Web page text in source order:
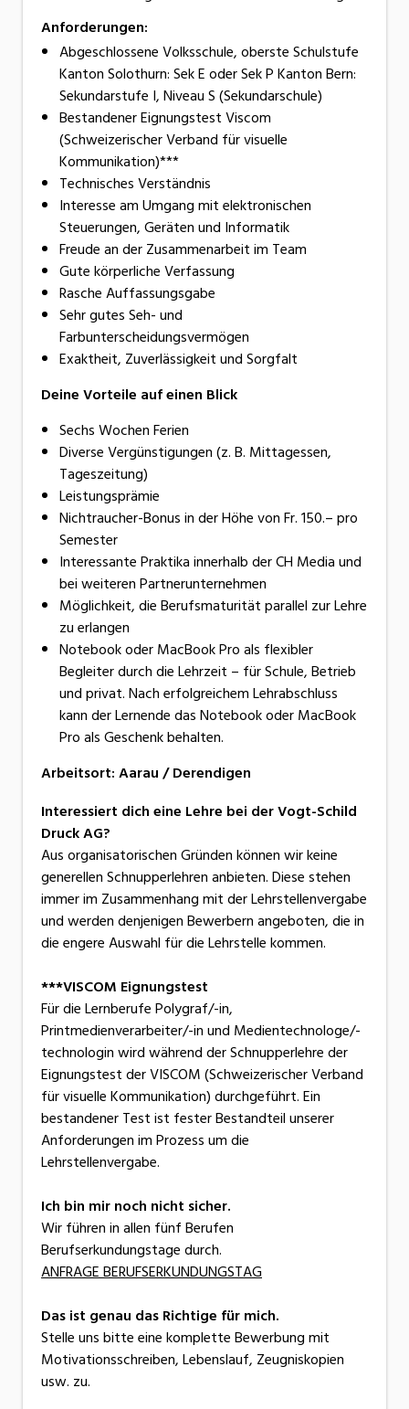
Anforderungen:
Abgeschlossene Volksschule, oberste Schulstufe
Kanton Solothurn: Sek E oder Sek P Kanton Bern:
Sekundarstufe I, Niveau S (Sekundarschule)
Bestandener Eignungstest Viscom
(Schweizerischer Verband für visuelle
Kommunikation)***
Technisches Verständnis
Interesse am Umgang mit elektronischen
Steuerungen, Geräten und Informatik
Freude an der Zusammenarbeit im Team
Gute körperliche Verfassung
Rasche Auffassungsgabe
Sehr gutes Seh- und
Farbunterscheidungsvermögen
Exaktheit, Zuverlässigkeit und Sorgfalt
Deine Vorteile auf einen Blick
Sechs Wochen Ferien
Diverse Vergünstigungen (z. B. Mittagessen,
Tageszeitung)
Leistungsprämie
Nichtraucher-Bonus in der Höhe von Fr. 150.– pro
Semester
Interessante Praktika innerhalb der CH Media und
bei weiteren Partnerunternehmen
Möglichkeit, die Berufsmaturität parallel zur Lehre
zu erlangen
Notebook oder MacBook Pro als flexibler
Begleiter durch die Lehrzeit – für Schule, Betrieb
und privat. Nach erfolgreichem Lehrabschluss
kann der Lernende das Notebook oder MacBook
Pro als Geschenk behalten.
Arbeitsort:Aarau / Derendigen
Interessiert dich eine Lehre bei der Vogt-Schild
Druck AG?
Aus organisatorischen Gründen können wir keine
generellen Schnupperlehren anbieten. Diese stehen
immer im Zusammenhang mit der Lehrstellenvergabe
und werden denjenigen Bewerbern angeboten, die in
die engere Auswahl für die Lehrstelle kommen.
***VISCOM Eignungstest
Für die Lernberufe Polygraf/-in,
Printmedienverarbeiter/-in und Medientechnologe/-
technologin wird während der Schnupperlehre der
Eignungstest der VISCOM (Schweizerischer Verband
für visuelle Kommunikation) durchgeführt. Ein
bestandener Test ist fester Bestandteil unserer
Anforderungen im Prozess um die
Lehrstellenvergabe.
Ich bin mir noch nicht sicher.
Wir führen in allen fünf Berufen
Berufserkundungstage durch.
ANFRAGE BERUFSERKUNDUNGSTAG
Das ist genau das Richtige für mich.
Stelle uns bitte eine komplette Bewerbung mit
Motivationsschreiben, Lebenslauf, Zeugniskopien
usw. zu.